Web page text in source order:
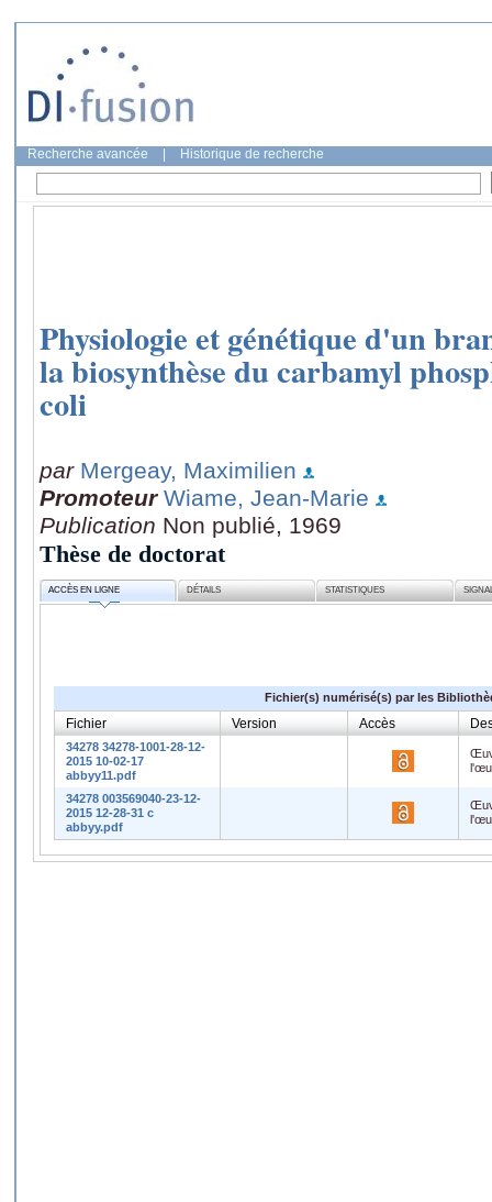
Recherche avancée Historique de recherche
Physiologie et génétique d'un
la biosynthèse du carbamyl
coli
par Mergeay, Maximilien
Promoteur Wiame, Jean-Marie
Publication Non publié, 1969
Thèse de doctorat
ACCÈS EN LIGNE DÉTAILS STATISTIQUES
Fichier(s) numérisé(s) par les
Fichier Version Accès
34278 34278-1001-28-12-
2015 10-02-17
abbyy11.pdf
34278 003569040-23-12-
2015 12-28-31 c
abbyy.pdf